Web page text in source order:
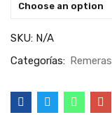
Choose an option
SKU: N/A
Categorías: Remeras